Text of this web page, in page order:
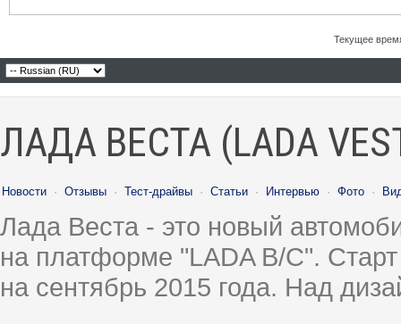
Текущее
ЛАДА ВЕСТА (LADA
Новости · Отзывы · Тест-драйвы · Статьи · Интервью · Фото ·
Лада Веста - это новый
на платформе "LADA B/C".
на сентябрь 2015 года. Над